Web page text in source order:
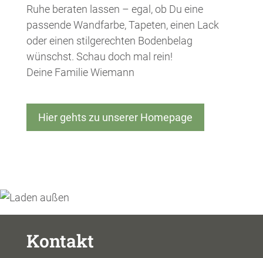
Ruhe beraten lassen – egal, ob Du eine
passende Wandfarbe, Tapeten, einen Lack
oder einen stilgerechten Bodenbelag
wünschst. Schau doch mal rein!
Deine Familie Wiemann
Hier gehts zu unserer Homepage
Kontakt